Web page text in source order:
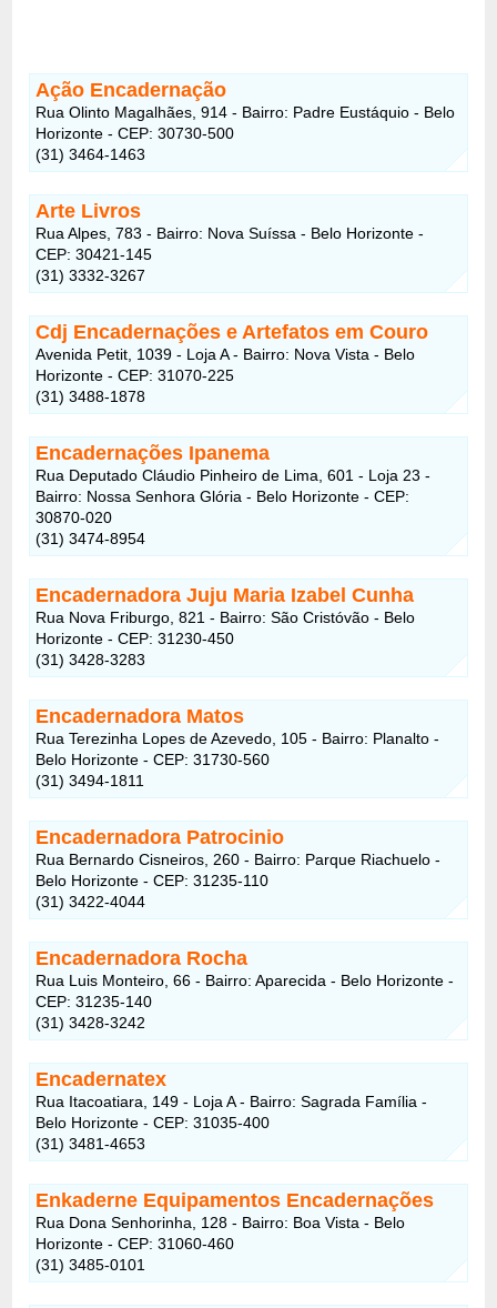
Ação Encadernação
Rua Olinto Magalhães, 914 - Bairro: Padre Eustáquio - Belo
Horizonte - CEP: 30730-500
(31) 3464-1463
Arte Livros
Rua Alpes, 783 - Bairro: Nova Suíssa - Belo Horizonte -
CEP: 30421-145
(31) 3332-3267
Cdj Encadernações e Artefatos em Couro
Avenida Petit, 1039 - Loja A - Bairro: Nova Vista - Belo
Horizonte - CEP: 31070-225
(31) 3488-1878
Encadernações Ipanema
Rua Deputado Cláudio Pinheiro de Lima, 601 - Loja 23 -
Bairro: Nossa Senhora Glória - Belo Horizonte - CEP:
30870-020
(31) 3474-8954
Encadernadora Juju Maria Izabel Cunha
Rua Nova Friburgo, 821 - Bairro: São Cristóvão - Belo
Horizonte - CEP: 31230-450
(31) 3428-3283
Encadernadora Matos
Rua Terezinha Lopes de Azevedo, 105 - Bairro: Planalto -
Belo Horizonte - CEP: 31730-560
(31) 3494-1811
Encadernadora Patrocinio
Rua Bernardo Cisneiros, 260 - Bairro: Parque Riachuelo -
Belo Horizonte - CEP: 31235-110
(31) 3422-4044
Encadernadora Rocha
Rua Luis Monteiro, 66 - Bairro: Aparecida - Belo Horizonte -
CEP: 31235-140
(31) 3428-3242
Encadernatex
Rua Itacoatiara, 149 - Loja A - Bairro: Sagrada Família -
Belo Horizonte - CEP: 31035-400
(31) 3481-4653
Enkaderne Equipamentos Encadernações
Rua Dona Senhorinha, 128 - Bairro: Boa Vista - Belo
Horizonte - CEP: 31060-460
(31) 3485-0101